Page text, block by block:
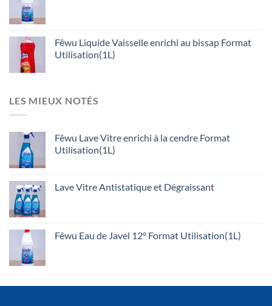
Fêwu Liquide Vaisselle enrichi au bissap Format
Utilisation(1L)
LES MIEUX NOTÉS
Fêwu Lave Vitre enrichi à la cendre Format
Utilisation(1L)
Lave Vitre Antistatique et Dégraissant
Fêwu Eau de Javel 12° Format Utilisation(1L)